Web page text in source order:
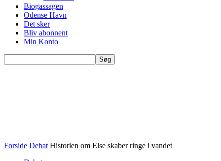
Biogassagen
Odense Havn
Det sker
Bliv abonnent
Min Konto
Forside Debat Historien om Else skaber ringe i vandet